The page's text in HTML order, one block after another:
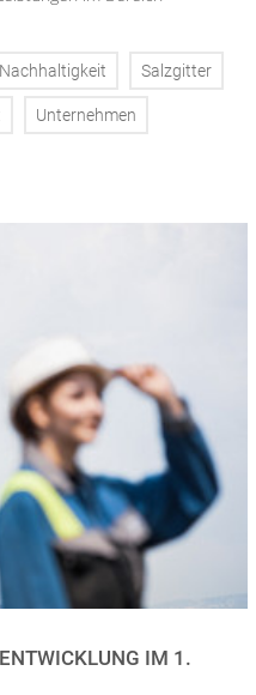
Nachhaltigkeit Salzgitter
Unternehmen
IM 1.